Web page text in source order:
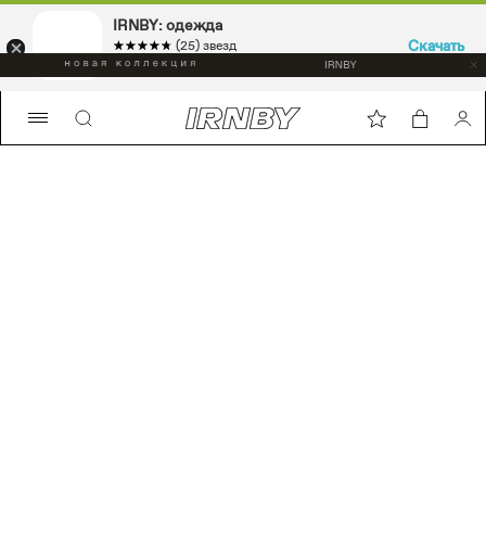
IRNBY: одежда
☆☆☆☆☆
★★★★★ (25) звезд
Sport & casual, аксессуары
Скачать
IRNBY: одежда
☆☆☆☆☆
★★★★★ (25) звезд
Sport & casual, аксессуары
Скачать